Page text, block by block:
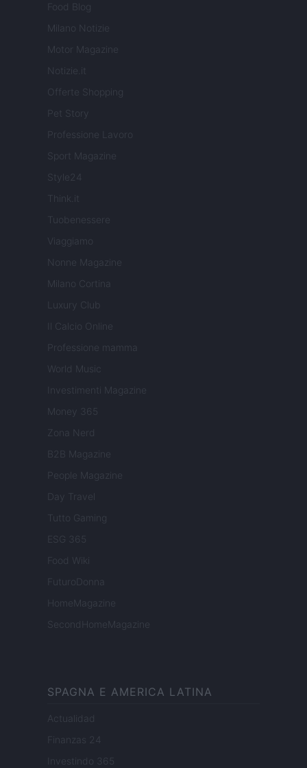
Food Blog
Milano Notizie
Motor Magazine
Notizie.it
Offerte Shopping
Pet Story
Professione Lavoro
Sport Magazine
Style24
Think.it
Tuobenessere
Viaggiamo
Nonne Magazine
Milano Cortina
Luxury Club
Il Calcio Online
Professione mamma
World Music
Investimenti Magazine
Money 365
Zona Nerd
B2B Magazine
People Magazine
Day Travel
Tutto Gaming
ESG 365
Food Wiki
FuturoDonna
HomeMagazine
SecondHomeMagazine
SPAGNA E AMERICA LATINA
Actualidad
Finanzas 24
Investindo 365